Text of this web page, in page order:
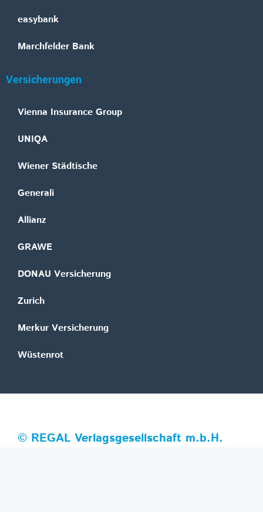
easybank
Marchfelder Bank
Versicherungen
Vienna Insurance Group
UNIQA
Wiener Städtische
Generali
Allianz
GRAWE
DONAU Versicherung
Zurich
Merkur Versicherung
Wüstenrot
© REGAL Verlagsgesellschaft m.b.H.